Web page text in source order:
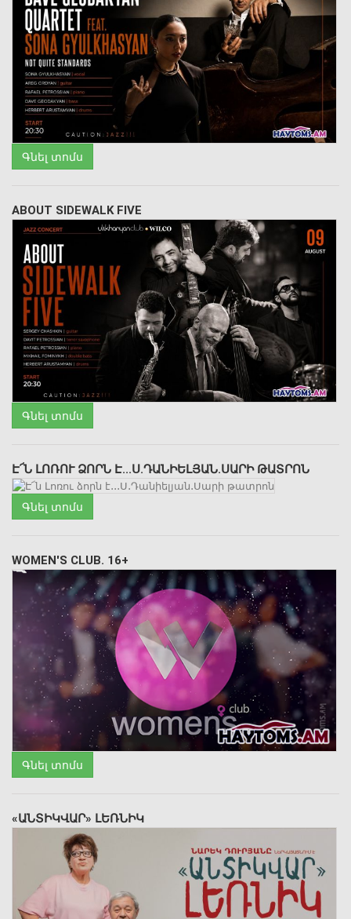
Գնել տոմս
ABOUT SIDEWALK FIVE
Գնել տոմս
Է՜Ն ԼՈՌՈՒ ՁՈՐՆ Է․․․Ս․ԴԱՆԻԵԼՅԱՆ․ՍԱՐԻ ԹԱՏՐՈՆ
Գնել տոմս
WOMEN'S CLUB. 16+
Գնել տոմս
«ԱՆՏԻԿՎԱՐ» ԼԵՌՆԻԿ